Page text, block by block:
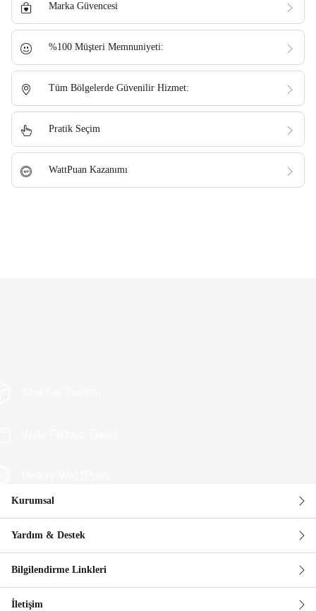
Marka Güvencesi
%100 Müşteri Memnuniyeti:
Tüm Bölgelerde Güvenilir Hizmet:
Pratik Seçim
WattPuan Kazanımı
Güvenli Alışveriş
Kurumsal
Yardım & Destek
Bilgilendirme Linkleri
İletişim